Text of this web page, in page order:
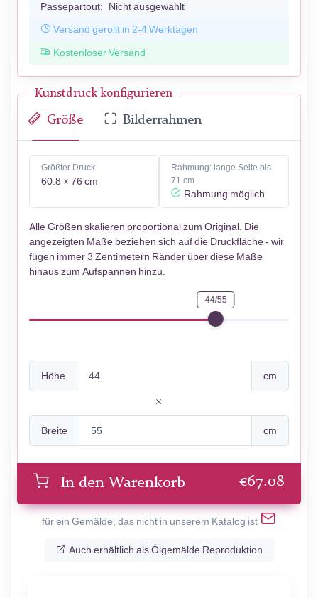
Passepartout: Nicht ausgewählt
Versand gerollt in 2-4 Werktagen
Kostenloser Versand
Kunstdruck konfigurieren
Größe Bilderrahmen
Größter Druck
60.8 × 76 cm
Rahmung: lange Seite bis
71 cm
Rahmung möglich
Alle Größen skalieren proportional zum Original. Die
angezeigten Maße beziehen sich auf die Druckfläche - wir
fügen immer 3 Zentimetern Ränder über diese Maße
hinaus zum Aufspannen hinzu.
44/55
Höhe cm
Breite cm
In den Warenkorb €67.08
für ein Gemälde, das nicht in unserem Katalog ist
Auch erhältlich als Ölgemälde Reproduktion